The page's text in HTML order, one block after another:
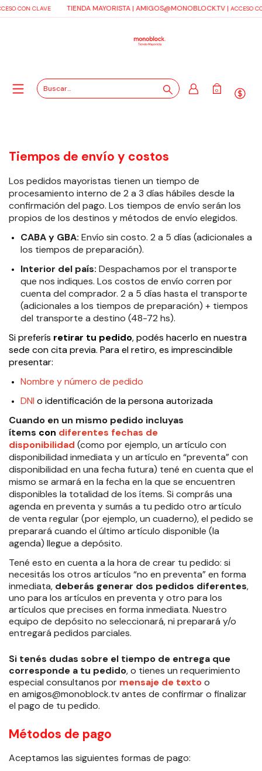
CON CLAVE TIENDA MAYORISTA |AMIGOS@MONOBLOCK.TV|ACCESO
0
Tiempos de envío y costos
Los pedidos mayoristas tienen un tiempo de
procesamiento interno de 2 a 3 días hábiles desde la
confirmación del pago. Los tiempos de envío serán los
propios de los destinos y métodos de envío elegidos.
CABA y GBA: Envío sin costo. 2 a 5 días (adicionales a
los tiempos de preparación).
Interior del país: Despachamos por el transporte
que nos indiques. Los costos de envío corren por
cuenta del comprador. 2 a 5 días hasta el transporte
(adicionales a los tiempos de preparación) + tiempos
del transporte a destino (48-72 hs).
Si preferís retirar tu pedido, podés hacerlo en nuestra
sede con cita previa. Para el retiro, es imprescindible
presentar:
Nombre y número de pedido
DNI o identificación de la persona autorizada
Cuando en un mismo pedido incluyas
ítems con diferentes fechas de
disponibilidad (como por ejemplo, un artículo con
disponibilidad inmediata y un artículo en “preventa” con
disponibilidad en una fecha futura) tené en cuenta que el
mismo se armará en la fecha en la que se encuentren
disponibles la totalidad de los ítems. Si comprás una
agenda en preventa y sumás a tu pedido otro artículo
de venta regular (por ejemplo, un cuaderno), el pedido se
preparará cuando el último artículo disponible (la
agenda) llegue a depósito.
Tené esto en cuenta a la hora de crear tu pedido: si
necesitás los otros artículos “no en preventa” en forma
inmediata, deberás generar dos pedidos diferentes,
uno para los artículos en preventa y otro para los
artículos que precises en forma inmediata. Nuestro
equipo de depósito no seleccionará, ni preparará y/o
entregará pedidos parciales.
Si tenés dudas sobre el tiempo de entrega que
corresponde a tu pedido, o tienes un requerimiento
especial consultanos por mensaje de textoo
en amigos@monoblock.tvantes de confirmar o finalizar
el pago de tu pedido.
Métodos de pago
Aceptamos las siguientes formas de pago: